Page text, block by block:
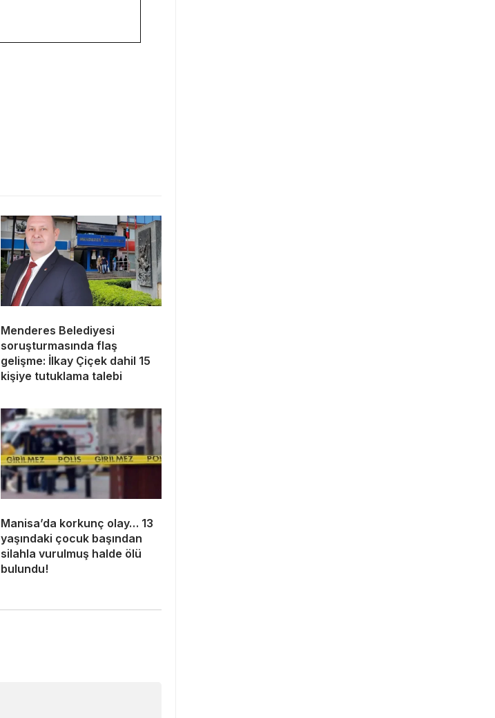
Menderes Belediyesi
soruşturmasında flaş
gelişme: İlkay Çiçek dahil 15
kişiye tutuklama talebi
Manisa’da korkunç olay… 13
yaşındaki çocuk başından
silahla vurulmuş halde ölü
bulundu!